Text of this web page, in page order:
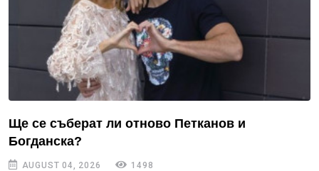
Ще се съберат ли отново Петканов и
Богданска?
AUGUST 04, 2026 1498